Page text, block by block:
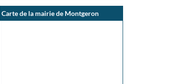
Carte de la mairie de Montgeron